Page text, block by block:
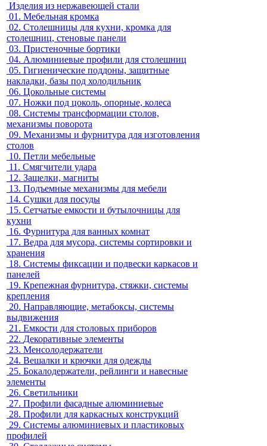
Изделия из нержавеющей стали
01. Мебельная кромка
02. Столешницы для кухни, кромка для
столешниц, стеновые панели
03. Пристеночные бортики
04. Алюминиевые профили для столешниц
05. Гигиенические поддоны, защитные
накладки, базы под холодильник
06. Цокольные системы
07. Ножки под цоколь, опорные, колеса
08. Системы трансформации столов,
механизмы поворота
09. Механизмы и фурнитура для изготовления
столов
10. Петли мебельные
11. Смягчители удара
12. Защелки, магниты
13. Подъемные механизмы для мебели
14. Сушки для посуды
15. Сетчатые емкости и бутылочницы для
кухни
16. Фурнитура для ванных комнат
17. Ведра для мусора, системы сортировки и
хранения
18. Системы фиксации и подвески каркасов и
панелей
19. Крепежная фурнитура, стяжки, системы
крепления
20. Направляющие, метабоксы, системы
выдвижения
21. Емкости для столовых приборов
22. Декоративные элементы
23. Менсолодержатели
24. Вешалки и крючки для одежды
25. Бокалодержатели, рейлинги и навесные
элементы
26. Светильники
27. Профили фасадные алюминиевые
28. Профили для каркасных конструкций
29. Системы алюминиевых и пластиковых
профилей